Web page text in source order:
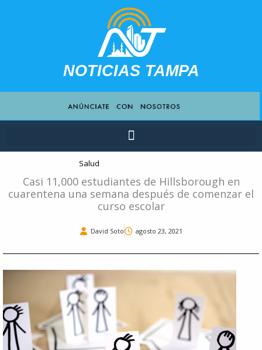
NOTICIAS TAMPA
Salud
Casi 11,000 estudiantes de Hillsborough en
cuarentena una semana después de comenzar el
curso escolar
David Soto agosto 23, 2021